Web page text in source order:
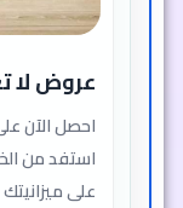
عروض
احصل الآن
على